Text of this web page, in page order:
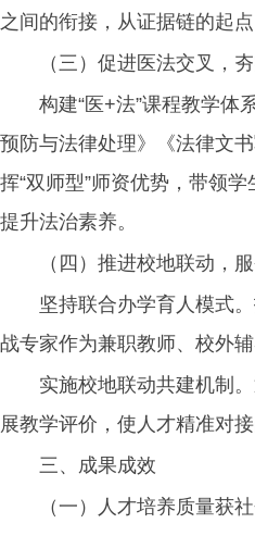
之间的衔接，从证据链的起
（三）促进医法交叉，
构建“医+法”课程教学体
预防与法律处理》《法律文
挥“双师型”师资优势，带领
提升法治素养。
（四）推进校地联动，
坚持联合办学育人模式
战专家作为兼职教师、校外辅
实施校地联动共建机制
展教学评价，使人才精准对
三、成果成效
（一）人才培养质量获